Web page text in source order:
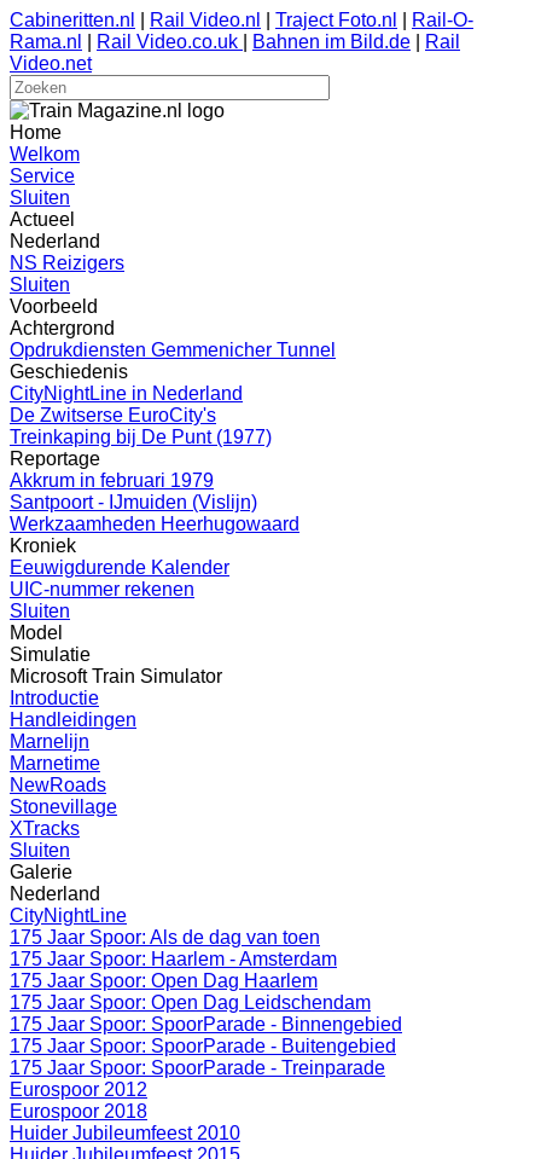
Cabineritten.nl Rail Video.nl Traject Foto.nl
Rail-O-
Rama.nl
Rail Video.co.uk Bahnen im Bild.de
Rail
Video.net
Home
Welkom
Service
Sluiten
Actueel
Nederland
NS Reizigers
Sluiten
Voorbeeld
Achtergrond
Opdrukdiensten Gemmenicher Tunnel
Geschiedenis
CityNightLine in Nederland
De Zwitserse EuroCity's
Treinkaping bij De Punt (1977)
Reportage
Akkrum in februari 1979
Santpoort - IJmuiden (Vislijn)
Werkzaamheden Heerhugowaard
Kroniek
Eeuwigdurende Kalender
UIC-nummer rekenen
Sluiten
Model
Simulatie
Microsoft Train Simulator
Introductie
Handleidingen
Marnelijn
Marnetime
NewRoads
Stonevillage
XTracks
Sluiten
Galerie
Nederland
CityNightLine
175 Jaar Spoor: Als de dag van toen
175 Jaar Spoor: Haarlem - Amsterdam
175 Jaar Spoor: Open Dag Haarlem
175 Jaar Spoor: Open Dag Leidschendam
175 Jaar Spoor: SpoorParade - Binnengebied
175 Jaar Spoor: SpoorParade - Buitengebied
175 Jaar Spoor: SpoorParade - Treinparade
Eurospoor 2012
Eurospoor 2018
Huider Jubileumfeest 2010
Huider Jubileumfeest 2015